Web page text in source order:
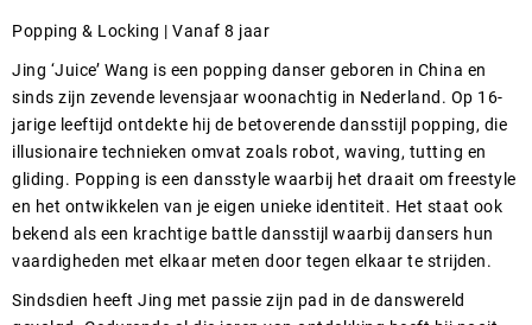
Popping & Locking | Vanaf 8 jaar
Jing ‘Juice’ Wang is een popping danser geboren in China en
sinds zijn zevende levensjaar woonachtig in Nederland. Op 16-
jarige leeftijd ontdekte hij de betoverende dansstijl popping, die
illusionaire technieken omvat zoals robot, waving, tutting en
gliding. Popping is een dansstyle waarbij het draait om freestyle
en het ontwikkelen van je eigen unieke identiteit. Het staat ook
bekend als een krachtige battle dansstijl waarbij dansers hun
vaardigheden met elkaar meten door tegen elkaar te strijden.
Sindsdien heeft Jing met passie zijn pad in de danswereld